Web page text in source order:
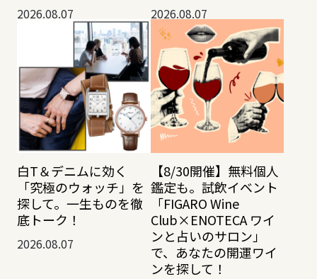
2026.08.07 2026.08.07
白T＆デニムに効く
「究極のウォッチ」を
探して。一生ものを徹
底トーク！
2026.08.07
【8/30開催】無料個人
鑑定も。試飲イベント
「FIGARO Wine
Club×ENOTECA ワイ
ンと占いのサロン」
で、あなたの開運ワイ
ンを探して！